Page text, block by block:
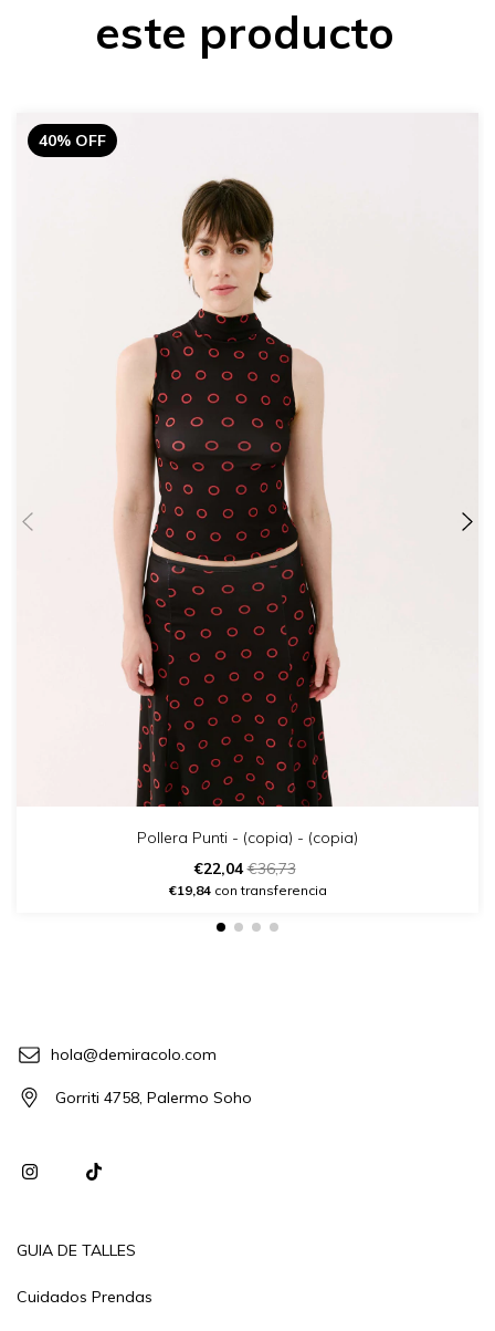
este producto
40% OFF
Pollera Punti - (copia) - (copia)
€22,04€36,73
€19,84con transferencia
hola@demiracolo.com
Gorriti 4758, Palermo Soho
GUIA DE TALLES
Cuidados Prendas